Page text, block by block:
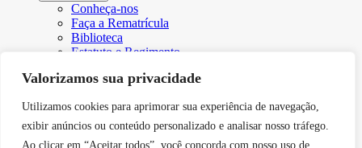
Valorizamos sua privacidade
Utilizamos cookies para aprimorar sua experiência de navegação,
exibir anúncios ou conteúdo personalizado e analisar nosso tráfego.
Ao clicar em “Aceitar todos”, você concorda com nosso uso de
Conheça-nos
Faça a Rematrícula
Biblioteca
Estatuto e Regimento
Resoluções e Portarias
Egressos
CPA – Comissão Própria de Avaliação
Núcleo de Prática Jurídica